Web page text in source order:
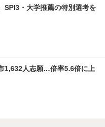
SPI3・大学推薦の特別選考を
1,632人志願…倍率5.6倍に上